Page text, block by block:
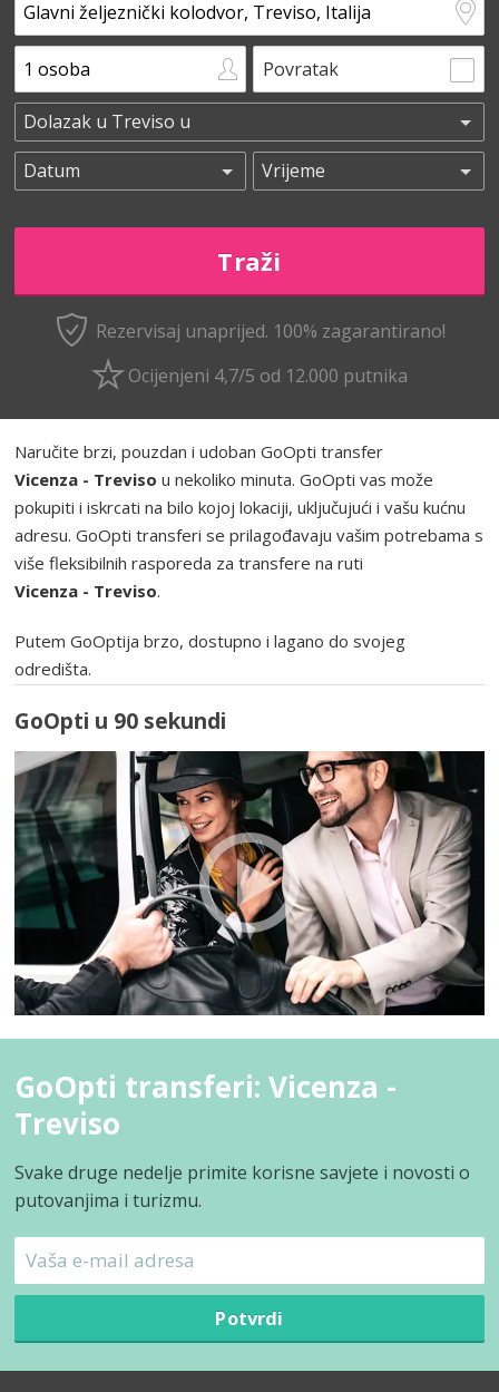
Povratak
Rezervisaj unaprijed. 100% zagarantirano!
Ocijenjeni 4,7/5 od 12.000 putnika
Naručite brzi, pouzdan i udoban GoOpti transfer
Vicenza - Treviso u nekoliko minuta. GoOpti vas može
pokupiti i iskrcati na bilo kojoj lokaciji, uključujući i vašu kućnu
adresu. GoOpti transferi se prilagođavaju vašim potrebama s
više fleksibilnih rasporeda za transfere na ruti
Vicenza - Treviso.
Putem GoOptija brzo, dostupno i lagano do svojeg
odredišta.
GoOpti u 90 sekundi
GoOpti transferi: Vicenza -
Treviso
Svake druge nedelje primite korisne savjete i novosti o
putovanjima i turizmu.
Potvrdi